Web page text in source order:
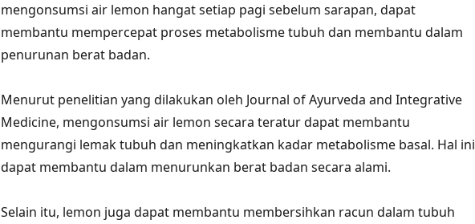
mengonsumsi air lemon hangat setiap pagi sebelum sarapan, dapat
membantu mempercepat proses metabolisme tubuh dan membantu dalam
penurunan berat badan.
Menurut penelitian yang dilakukan oleh Journal of Ayurveda and Integrative
Medicine, mengonsumsi air lemon secara teratur dapat membantu
mengurangi lemak tubuh dan meningkatkan kadar metabolisme basal. Hal ini
dapat membantu dalam menurunkan berat badan secara alami.
Selain itu, lemon juga dapat membantu membersihkan racun dalam tubuh